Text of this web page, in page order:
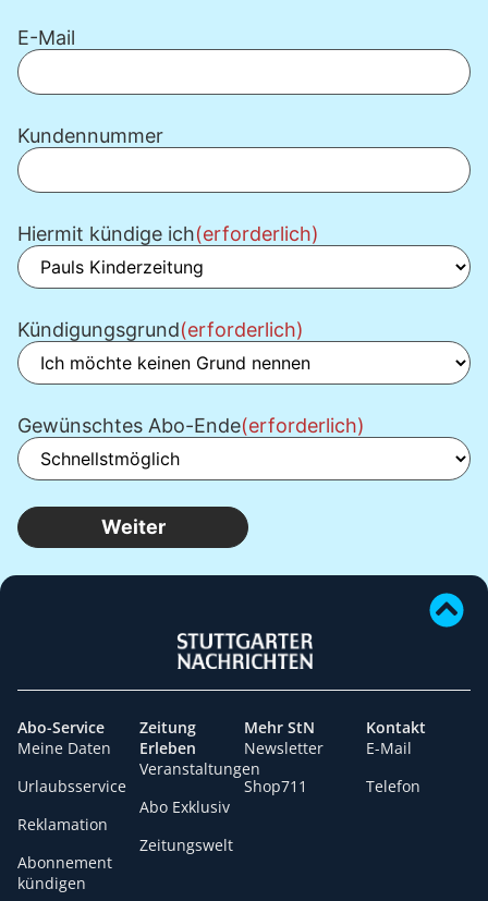
E-Mail
Kundennummer
Hiermit kündige ich(erforderlich)
Kündigungsgrund(erforderlich)
Gewünschtes Abo-Ende(erforderlich)
Abo-Service
Meine Daten
Urlaubsservice
Reklamation
Abonnement
kündigen
Zeitung
Erleben
Veranstaltungen
Abo Exklusiv
Zeitungswelt
Mehr StN
Newsletter
Shop711
Kontakt
E-Mail
Telefon